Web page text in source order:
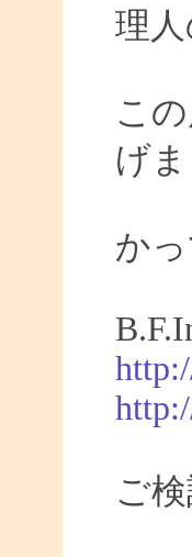
理
こ
げま
か
ご